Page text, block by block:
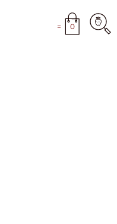
0
=